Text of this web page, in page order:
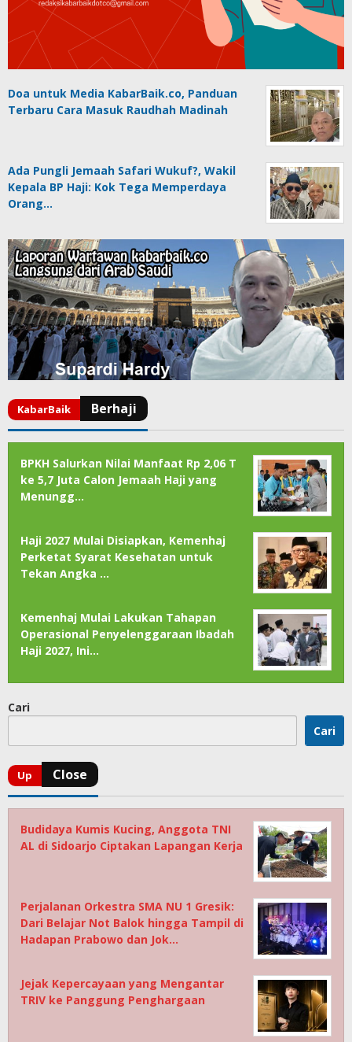
Doa untuk Media KabarBaik.co, Panduan
Terbaru Cara Masuk Raudhah Madinah
Ada Pungli Jemaah Safari Wukuf?, Wakil
Kepala BP Haji: Kok Tega Memperdaya
Orang…
BPKH Salurkan Nilai Manfaat Rp 2,06 T
ke 5,7 Juta Calon Jemaah Haji yang
Menungg…
Haji 2027 Mulai Disiapkan, Kemenhaj
Perketat Syarat Kesehatan untuk
Tekan Angka …
Kemenhaj Mulai Lakukan Tahapan
Operasional Penyelenggaraan Ibadah
Haji 2027, Ini…
Cari
Cari
Budidaya Kumis Kucing, Anggota TNI
AL di Sidoarjo Ciptakan Lapangan Kerja
Perjalanan Orkestra SMA NU 1 Gresik:
Dari Belajar Not Balok hingga Tampil di
Hadapan Prabowo dan Jok…
Jejak Kepercayaan yang Mengantar
TRIV ke Panggung Penghargaan